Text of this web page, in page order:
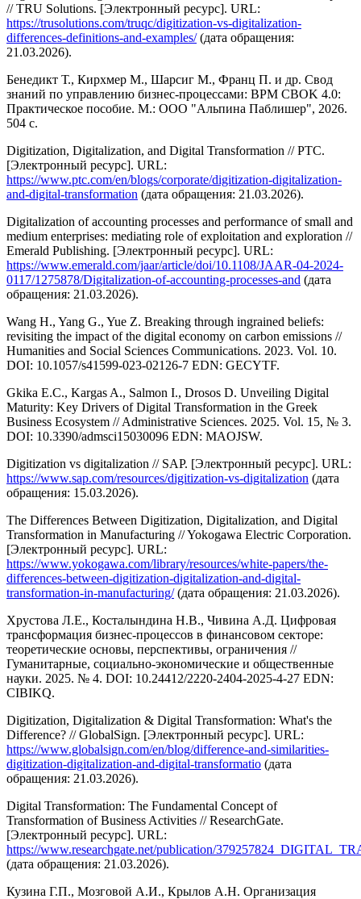
// TRU Solutions. [Электронный ресурс]. URL:
https://trusolutions.com/truqc/digitization-vs-digitalization-
differences-definitions-and-examples/(дата обращения:
21.03.2026).
Бенедикт Т., Кирхмер М., Шарсиг М., Франц П. и др. Свод
знаний по управлению бизнес-процессами: BPM CBOK 4.0:
Практическое пособие. М.: ООО "Альпина Паблишер", 2026.
504 с.
Digitization, Digitalization, and Digital Transformation // PTC.
[Электронный ресурс]. URL:
https://www.ptc.com/en/blogs/corporate/digitization-digitalization-
and-digital-transformation (дата обращения: 21.03.2026).
Digitalization of accounting processes and performance of small and
medium enterprises: mediating role of exploitation and exploration //
Emerald Publishing. [Электронный ресурс]. URL:
https://www.emerald.com/jaar/article/doi/10.1108/JAAR-04-2024-
0117/1275878/Digitalization-of-accounting-processes-and (дата
обращения: 21.03.2026).
Wang H., Yang G., Yue Z. Breaking through ingrained beliefs:
revisiting the impact of the digital economy on carbon emissions //
Humanities and Social Sciences Communications. 2023. Vol. 10.
DOI: 10.1057/s41599-023-02126-7 EDN: GECYTF.
Gkika E.C., Kargas A., Salmon I., Drosos D. Unveiling Digital
Maturity: Key Drivers of Digital Transformation in the Greek
Business Ecosystem // Administrative Sciences. 2025. Vol. 15, № 3.
DOI: 10.3390/admsci15030096 EDN: MAOJSW.
Digitization vs digitalization // SAP. [Электронный ресурс]. URL:
https://www.sap.com/resources/digitization-vs-digitalization (дата
обращения: 15.03.2026).
The Differences Between Digitization, Digitalization, and Digital
Transformation in Manufacturing // Yokogawa Electric Corporation.
[Электронный ресурс]. URL:
https://www.yokogawa.com/library/resources/white-papers/the-
differences-between-digitization-digitalization-and-digital-
transformation-in-manufacturing/(дата обращения: 21.03.2026).
Хрустова Л.Е., Косталындина Н.В., Чивина А.Д. Цифровая
трансформация бизнес-процессов в финансовом секторе:
теоретические основы, перспективы, ограничения //
Гуманитарные, социально-экономические и общественные
науки. 2025. № 4. DOI: 10.24412/2220-2404-2025-4-27 EDN:
CIBIKQ.
Digitization, Digitalization & Digital Transformation: What's the
Difference? // GlobalSign. [Электронный ресурс]. URL:
https://www.globalsign.com/en/blog/difference-and-similarities-
digitization-digitalization-and-digital-transformatio (дата
обращения: 21.03.2026).
Digital Transformation: The Fundamental Concept of
Transformation of Business Activities // ResearchGate.
[Электронный ресурс]. URL:
https://www.researchgate.net/publication/
(дата обращения: 21.03.2026).
Кузина Г.П., Мозговой А.И., Крылов А.Н. Организация